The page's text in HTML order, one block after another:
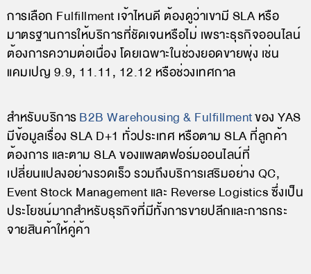
การเลือก Fulfillment เจ้าไหนดี ต้องดูว่าเขามี SLA หรือ
มาตรฐานการให้บริการที่ชัดเจนหรือไม่ เพราะธุรกิจออนไลน์
ต้องการความต่อเนื่อง โดยเฉพาะในช่วงยอดขายพุ่ง เช่น
แคมเปญ 9.9, 11.11, 12.12 หรือช่วงเทศกาล
สำหรับบริการB2B Warehousing & Fulfillmentของ YAS
มีข้อมูลเรื่อง SLA D+1 ทั่วประเทศ หรือตาม SLA ที่ลูกค้า
ต้องการ และตาม SLA ของแพลตฟอร์มออนไลน์ที่
เปลี่ยนแปลงอย่างรวดเร็ว รวมถึงบริการเสริมอย่าง QC,
Event Stock Management และ Reverse Logistics ซึ่งเป็น
ประโยชน์มากสำหรับธุรกิจที่มีทั้งการขายปลีกและการกระ
จายสินค้าให้คู่ค้า